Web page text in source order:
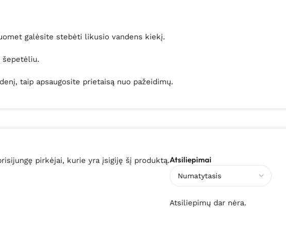
galėsite stebėti likusio vandens kiekį.
šepetėliu.
taip apsaugosite prietaisą nuo pažeidimų.
Atsiliepimai
Atsiliepimų dar nėra.
pirkėjai, kurie yra įsigiję šį produktą.